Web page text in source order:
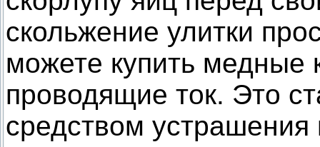
скольжение улитки
можете купить медные
проводящие ток. Это
средством